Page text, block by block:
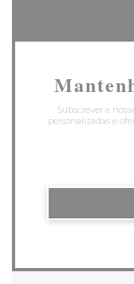
Subscrever a
personalizadas e